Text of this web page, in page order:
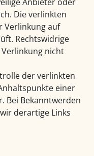
Die verlinkten
Verlinkung auf
Rechtswidrige
nicht
der verlinkten
einer
Bei Bekanntwerden
derartige Links